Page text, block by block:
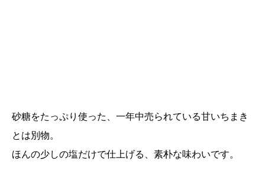
砂糖をたっぷり使った、一年中売られている甘いちまき
とは別物。
ほんの少しの塩だけで仕上げる、素朴な味わいです。